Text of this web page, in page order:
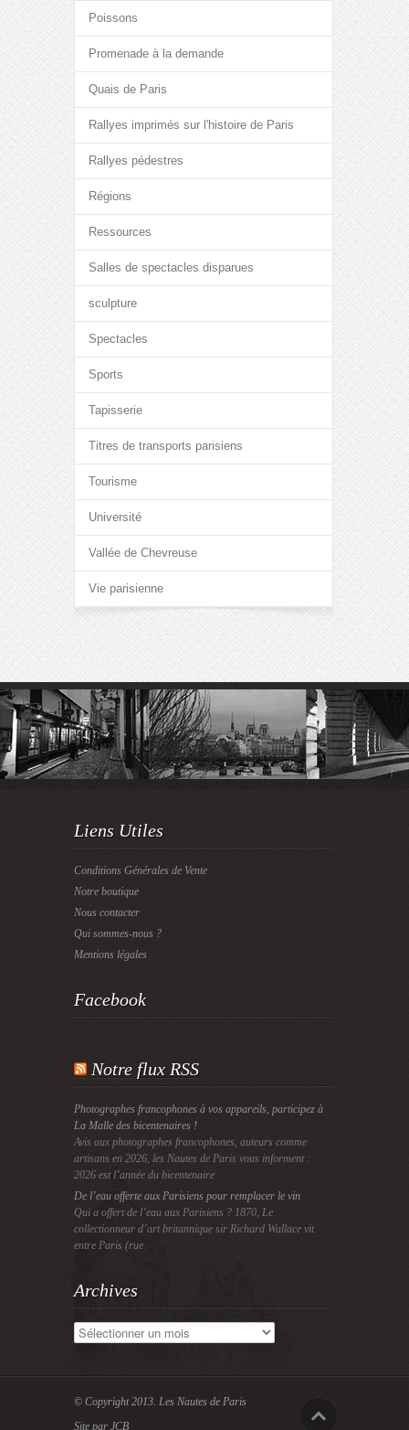
Poissons
Promenade à la demande
Quais de Paris
Rallyes imprimés sur l'histoire de Paris
Rallyes pédestres
Régions
Ressources
Salles de spectacles disparues
sculpture
Spectacles
Sports
Tapisserie
Titres de transports parisiens
Tourisme
Université
Vallée de Chevreuse
Vie parisienne
Liens Utiles
Conditions Générales de Vente
Notre boutique
Nous contacter
Qui sommes-nous ?
Mentions légales
Facebook
Notre flux RSS
Photographes francophones à vos appareils, participez à
La Malle des bicentenaires !
Avis aux photographes francophones, auteurs comme
artisans en 2026, les Nautes de Paris vous informent :
2026 est l’année du bicentenaire
De l’eau offerte aux Parisiens pour remplacer le vin
Qui a offert de l’eau aux Parisiens ? 1870, Le
collectionneur d’art britannique sir Richard Wallace vit
entre Paris (rue
Archives
Archives
© Copyright 2013. Les Nautes de Paris
Site par JCB